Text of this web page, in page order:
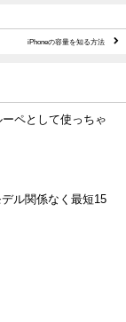
iPhoneの容量を知る方法
ーペとして使っちゃ
ル関係なく最短15